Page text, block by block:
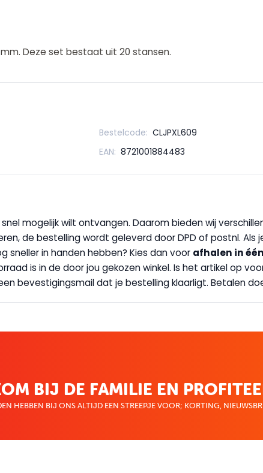
Deze set bestaat uit 20 stansen.
Bestelcode: CLJPXL609
EAN: 8721001884483
mogelijk wilt ontvangen. Daarom bieden wij
de bestelling wordt geleverd door DPD of postnl. Als
sneller in handen hebben? Kies dan voor afhalen in
is in de door jou gekozen winkel. Is het artikel op
bevestigingsmail dat je bestelling klaarligt. Betalen
BIJ DE FAMILIE EN
HEBBEN BIJ ONS ALTIJD EEN STREEPJE VOOR; KORTING,